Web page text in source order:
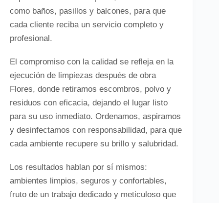
como baños, pasillos y balcones, para que
cada cliente reciba un servicio completo y
profesional.
El compromiso con la calidad se refleja en la
ejecución de limpiezas después de obra
Flores, donde retiramos escombros, polvo y
residuos con eficacia, dejando el lugar listo
para su uso inmediato. Ordenamos, aspiramos
y desinfectamos con responsabilidad, para que
cada ambiente recupere su brillo y salubridad.
Los resultados hablan por sí mismos:
ambientes limpios, seguros y confortables,
fruto de un trabajo dedicado y meticuloso que